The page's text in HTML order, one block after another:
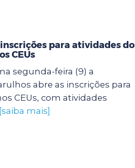
para atividades do
CEUs
segunda-feira (9) a
abre as inscrições para
CEUs, com atividades
[saiba mais]